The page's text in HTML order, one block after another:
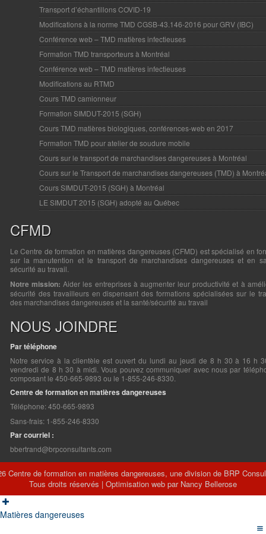
Transport d’échantillons COVID-19
Modifications à la norme TMD CGSB-43.146-2016 pour GRV (IBC)
Conférence web – TMD matières infectieuses
Formation TMD transporteurs à Montréal
Conférence web – TMD matières infectieuses
Modifications au RTMD
Cours TMD camionneur
Formation SIMDUT-2015 (SGH)
Cours TMD matières biologiques, conférences-web en 2017
Formation TMD pour atelier de soudure mobile
Cours sur le transport de marchandises dangereuses à Montréal
Cours sur le Transport de marchandises dangereuses (TMD) à
Cours SIMDUT-2015 (SGH) à Montréal
LE SIMDUT 2015 (SGH) adopté au Québec
CFMD
Le Centre de formation en matières dangereuses (CFMD) est spécialisé en
sur la manutention et le transport de marchandises dangereuses et en
sécurité au travail.
Notre mission: Aider les entreprises à augmenter leur productivité et à
sécurité des travailleurs en dispensant des formations spécialisées sur le
des marchandises dangereuses et la santé/sécurité au travail
NOUS JOINDRE
Par téléphone
Notre service à la clientèle est ouvert du lundi au jeudi de 8 h 30 à 16 h
vendredi de 8 h 30 à midi. Vous pouvez communiquer avec nous par
composant le 450-665-9893 ou le 1-855-246-8330.
Centre de formation en matières dangereuses
Téléphone: 450-665-9893
Sans-frais: 1-855-246-8330
Par courriel :
bbertrand@brpconsultants.com
Centre de formation en matières dangereuses, une division de BRP
Tous droits réservés | Optimisation web par Nancy Bellerose
Matières dangereuses